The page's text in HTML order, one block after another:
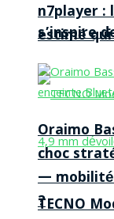
s’inspire
TECNO
n7player :
estimé
Oraimo
choc
—
?